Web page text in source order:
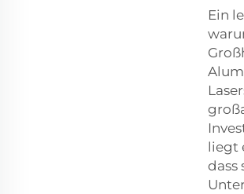
Ein
liegt
dass